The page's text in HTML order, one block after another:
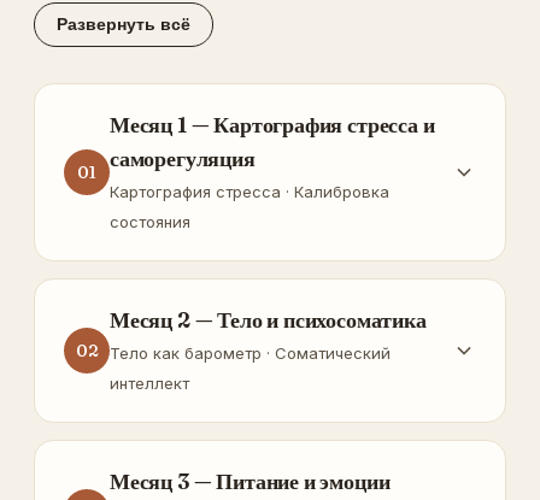
Развернуть всё
01
Месяц 1 — Картография стресса и
саморегуляция
Картография стресса · Калибровка
состояния
02
Месяц 2 — Тело и психосоматика
Тело как барометр · Соматический
интеллект
Месяц 3 — Питание и эмоции